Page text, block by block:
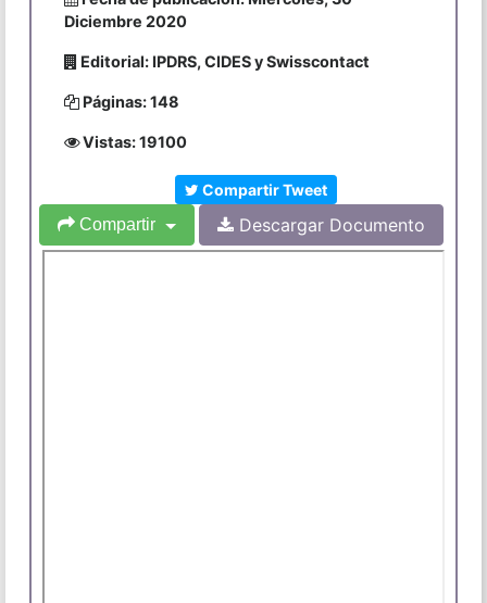
Diciembre 2020
Editorial: IPDRS, CIDES y Swisscontact
Páginas: 148
Vistas: 19100
Compartir Tweet
Compartir
Descargar Documento